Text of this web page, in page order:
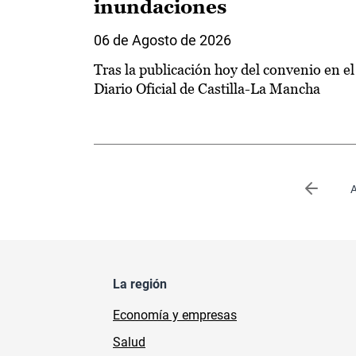
inundaciones
06 de Agosto de 2026
Tras la publicación hoy del convenio en el
Diario Oficial de Castilla-La Mancha
La región
Economía y empresas
Salud